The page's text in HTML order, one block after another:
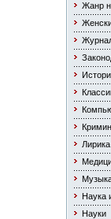
Жанр
Лирика
Наука
Науки